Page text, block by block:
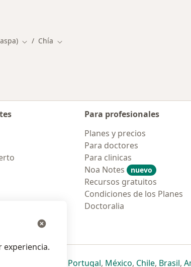
Cambiar de ciudad
Chía Cambiar de ciudad
Para profesionales
Planes y precios
Para doctores
Para clinicas
Noa Notes
nuevo
Recursos gratuitos
Condiciones de los Planes
Doctoralia
una nueva pestaña
en una nueva pestaña
se abre en una nueva pestaña
se abre en una nueva pestaña
Portugalse abre en una nueva
, Méxicose abre en una
, Chilese abre
, Brasilse
,
experiencia.